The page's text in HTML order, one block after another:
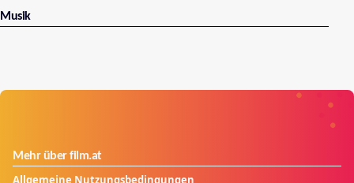
Musik
Mehr über film.at
Allgemeine Nutzungsbedingungen